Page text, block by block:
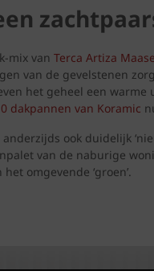
mix van Terca Artiza
van de gevelstenen
het geheel een
dakpannen van Koramic
ook duidelijk
van de naburige
omgevende ‘groen’.